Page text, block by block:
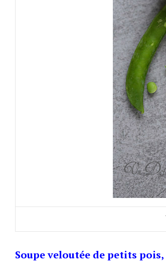
Soupe veloutée de petits